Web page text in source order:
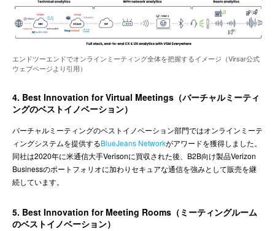
エンドツーエンドでオンラインミーティング全体を把握するイメージ（Virsar公式
ウェブページより引用）
4. Best Innovation for Virtual Meetings（バーチャルミーティ
ングのベストイノベーション）
バーチャルミーティングのベストイノベーション部門ではオンラインミーテ
ィングシステムを提供するBlueJeans Networkがアワードを獲得しました。
同社は2020年に米通信大手Verisonに買収された後、B2B向け製品Verizon
Businessのポートフォリオに加わりセキュアな通信を強みとして販売を継
続しています。
5. Best Innovation for Meeting Rooms（ミーティングルーム
のベストイノベーション）